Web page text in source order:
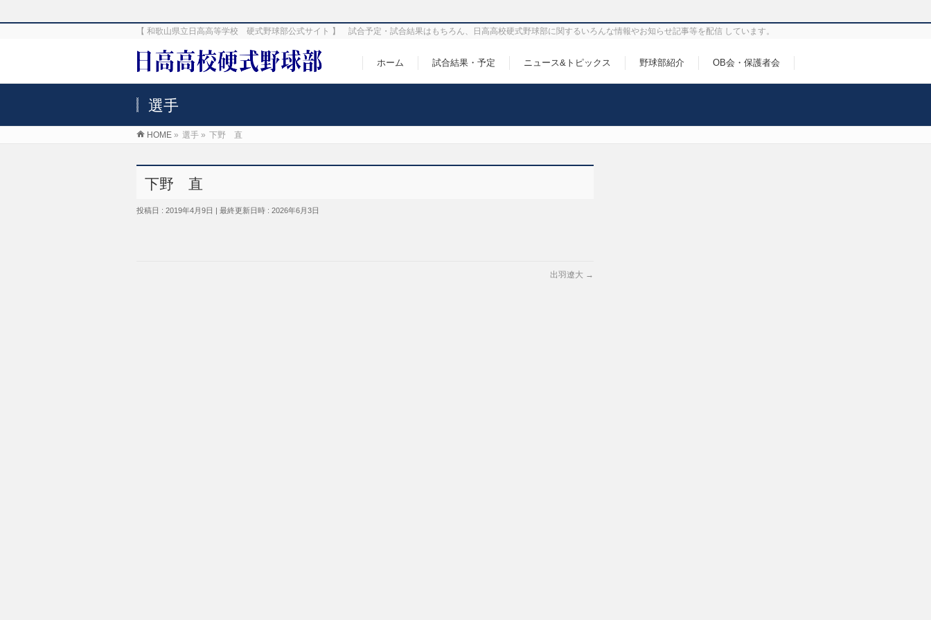
【 和歌山県立日高高等学校 硬式野球部公式サイト 】 試合予定・試合結果はもちろん、日高高校硬式野球部に関するいろんな情報やお知らせ記事等を配信 しています。
ホーム 試合結果・予定 ニュース&トピックス 野球部紹介 OB会・保護者会
選手
HOME » 選手 » 下野 直
下野 直
投稿日 : 2019年4月9日 最終更新日時 : 2026年6月3日
出羽遼大 →